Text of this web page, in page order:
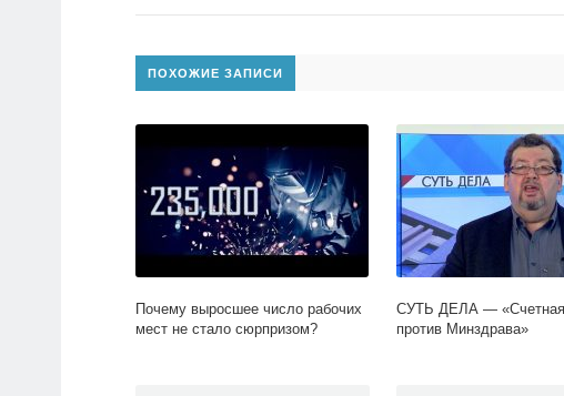
ПОХОЖИЕ ЗАПИСИ
Почему выросшее число рабочих
мест не стало сюрпризом?
СУТЬ ДЕЛА —
против Минздрава»